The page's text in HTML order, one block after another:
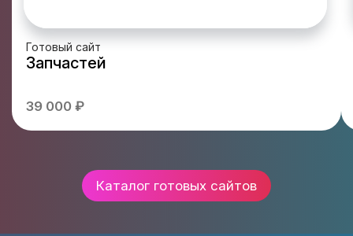
Готовый сайт
Запчастей
39 000 ₽
Каталог готовых сайтов